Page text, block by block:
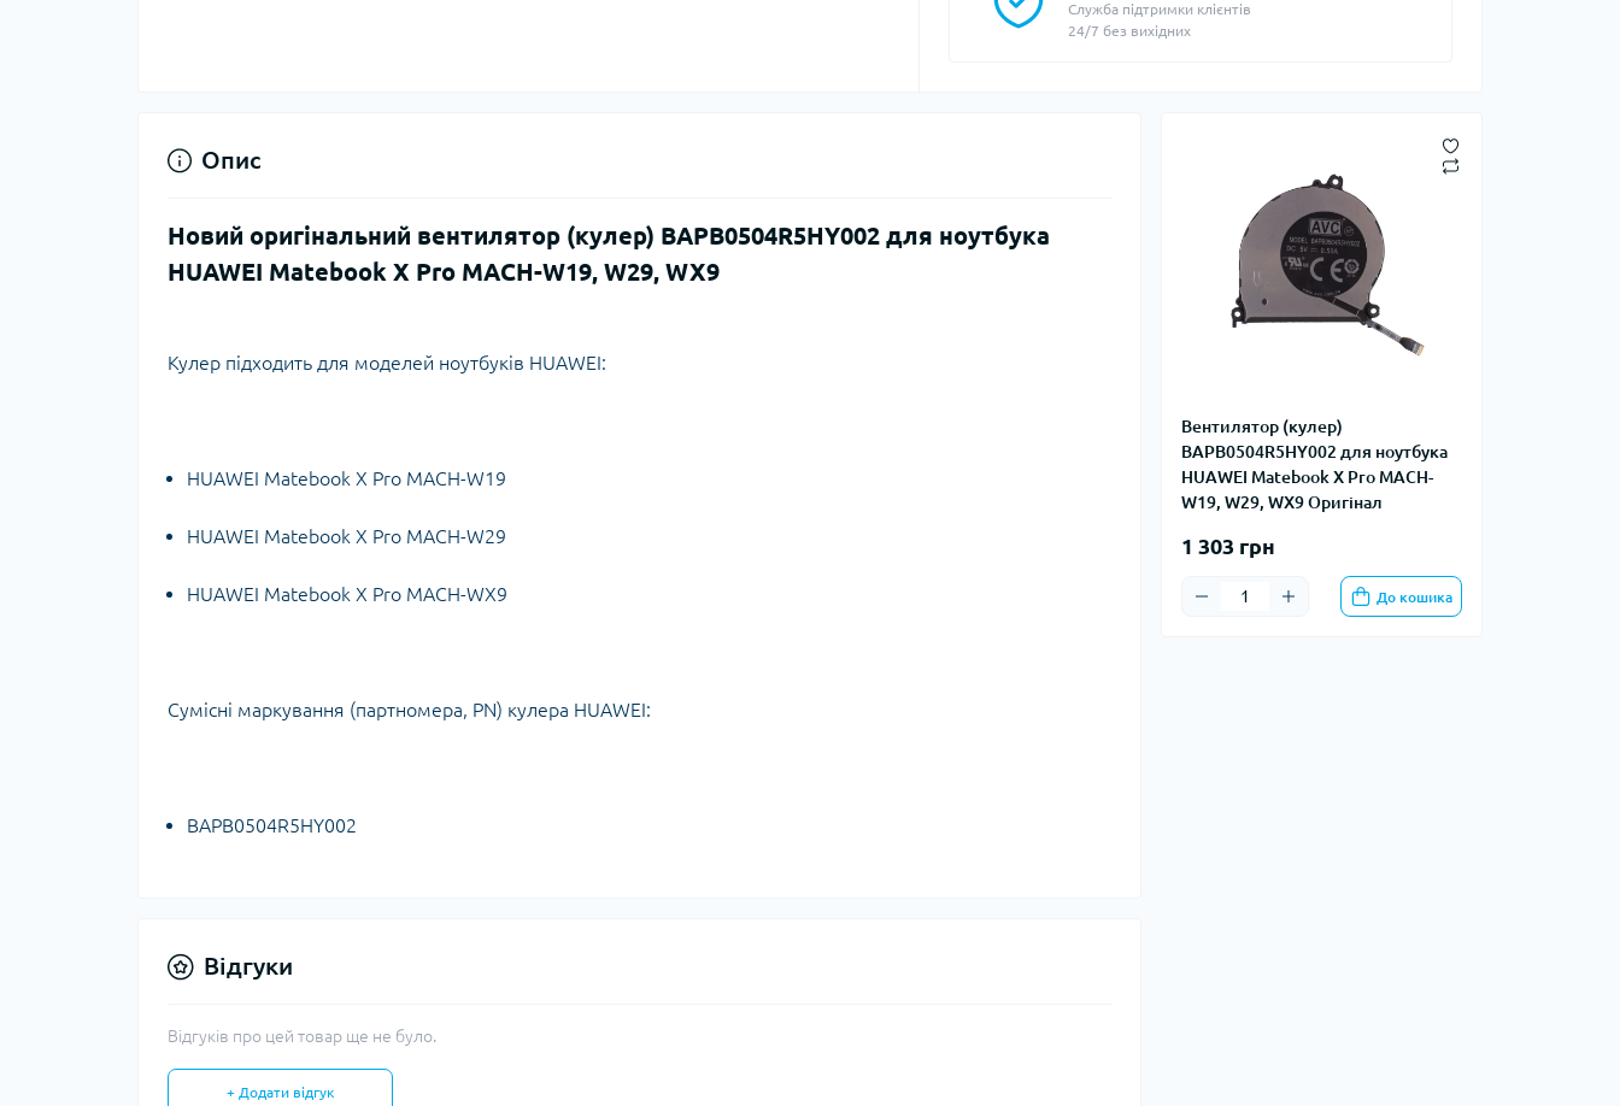
Служба підтримки клієнтів
24/7 без вихідних
Вентилятор (кулер)
BAPB0504R5HY002 для ноутбука
HUAWEI Matebook X Pro MACH-
W19, W29, WX9 Оригінал
1 303 грн
До кошика
Опис
Новий оригінальний вентилятор (кулер) BAPB0504R5HY002 для ноутбука
HUAWEI Matebook X Pro MACH-W19, W29, WX9
Кулер підходить для моделей ноутбуків HUAWEI:
HUAWEI Matebook X Pro MACH-W19
HUAWEI Matebook X Pro MACH-W29
HUAWEI Matebook X Pro MACH-WX9
Сумісні маркування (партномера, PN) кулера HUAWEI:
BAPB0504R5HY002
Відгуки
Відгуків про цей товар ще не було.
+ Додати відгук